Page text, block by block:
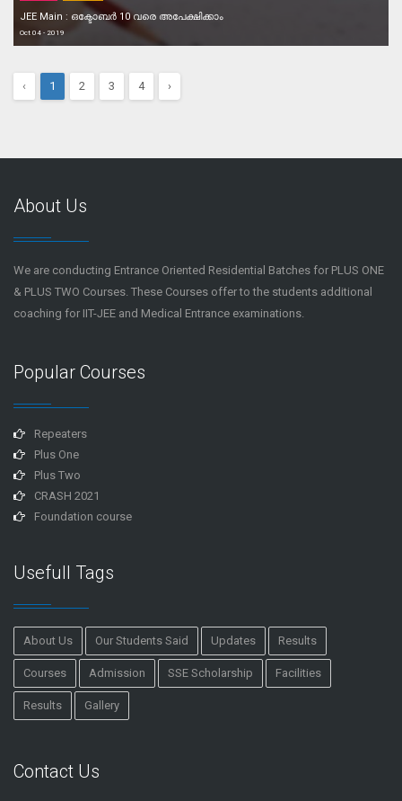
JEE Main : ഒക്ടോബര്‍ 10 വരെ അപേക്ഷിക്കാം
Oct 04 - 2019
‹ 1 2 3 4 ›
About Us
We are conducting Entrance Oriented Residential Batches for PLUS ONE
& PLUS TWO Courses. These Courses offer to the students additional
coaching for IIT-JEE and Medical Entrance examinations.
Popular Courses
Repeaters
Plus One
Plus Two
CRASH 2021
Foundation course
Usefull Tags
About Us Our Students Said Updates Results
Courses Admission SSE Scholarship Facilities
Results Gallery
Contact Us